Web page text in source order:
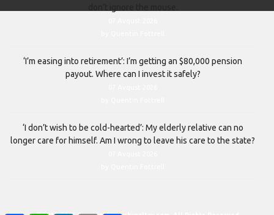
‘I’m easing into retirement’: I’m getting an $80,000 pension
payout. Where can I invest it safely?
‘I don’t wish to be cold-hearted’: My elderly relative can no
longer care for himself. Am I wrong to leave his care to the state?